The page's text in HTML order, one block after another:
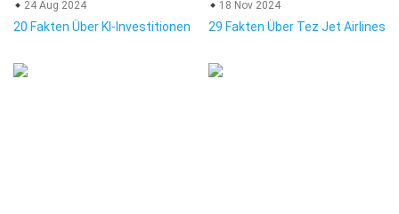
24 Aug 2024
20 Fakten Über KI-Investitionen
18 Nov 2024
29 Fakten Über Tez Jet Airlines